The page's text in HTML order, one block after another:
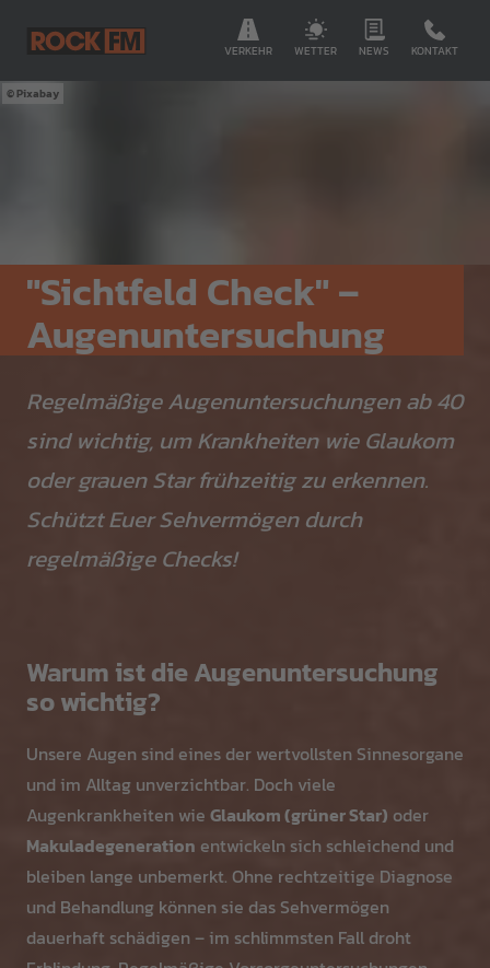
VERKEHR WETTER NEWS KONTAKT
Pixabay
"Sichtfeld Check" –
Augenuntersuchung
Regelmäßige Augenuntersuchungen ab 40
sind wichtig, um Krankheiten wie Glaukom
oder grauen Star frühzeitig zu erkennen.
Schützt Euer Sehvermögen durch
regelmäßige Checks!
Warum ist die Augenuntersuchung
so wichtig?
Unsere Augen sind eines der wertvollsten Sinnesorgane
und im Alltag unverzichtbar. Doch viele
Augenkrankheiten wie Glaukom (grüner Star) oder
Makuladegeneration entwickeln sich schleichend und
bleiben lange unbemerkt. Ohne rechtzeitige Diagnose
und Behandlung können sie das Sehvermögen
dauerhaft schädigen – im schlimmsten Fall droht